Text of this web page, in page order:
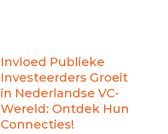
Invloed Publieke
Investeerders Groeit
in Nederlandse VC-
Wereld: Ontdek Hun
Connecties!